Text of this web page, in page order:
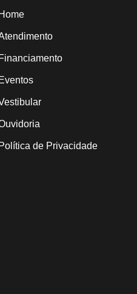
Home
Financiamento
Eventos
Política de Privacidade